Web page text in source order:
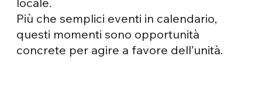
Più che semplici eventi in calendario,
questi momenti sono opportunità
concrete per agire a favore dell’unità.